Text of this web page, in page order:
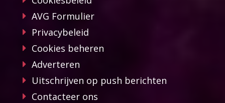
AVG Formulier
Privacybeleid
Cookies beheren
Adverteren
Uitschrijven op push berichten
Contacteer ons